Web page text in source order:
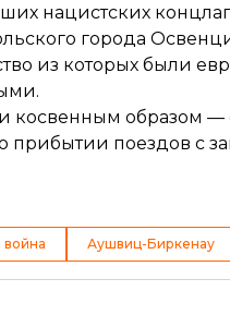
нацистских
города
из которых были
косвенным образом
прибытии поездов с
война Аушвиц-Биркенау